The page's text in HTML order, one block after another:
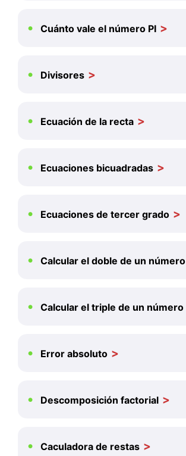
Cuánto vale el número PI
Divisores
Ecuación de la recta
Ecuaciones bicuadradas
Ecuaciones de tercer grado
Calcular el doble de un número
Calcular el triple de un número
Error absoluto
Descomposición factorial
Caculadora de restas